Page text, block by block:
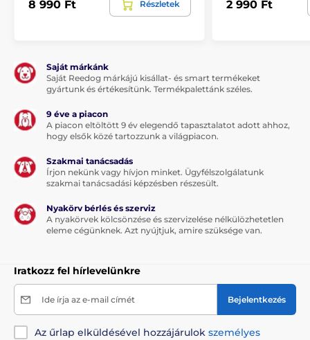
1 x Reedog Senza automata zsinóros póráz
Megjegyzés: A kép csak illusztráció.
A műszaki specifikációk előzetes értesítés nélkül
Táplálék és felszerelés Kutyasétáltatás
Zsinóros Közepes testű kutyáknak
Sétáltatási felszerelések
8 990 Ft Részletek 2 990 Ft
Saját márkánk
Saját Reedog márkájú kisállat- és smart termékeket
gyártunk és értékesítünk. Termékpalettánk széles.
9 éve a piacon
A piacon eltöltött 9 év elegendő tapasztalatot adott ahhoz,
hogy elsők közé tartozzunk a világpiacon.
Szakmai tanácsadás
Írjon nekünk vagy hívjon minket. Ügyfélszolgálatunk
szakmai tanácsadási képzésben részesült.
Nyakörv bérlés és szerviz
A nyakörvek kölcsönzése és szervizelése nélkülözhetetlen
eleme cégünknek. Azt nyújtjuk, amire szüksége van.
Iratkozz fel hírlevelünkre
Ide írja az e-mail címét Bejelentkezés
Az űrlap elküldésével hozzájárulok személyes